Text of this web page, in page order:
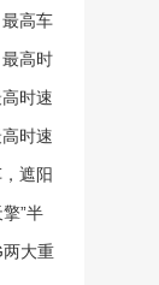
高车
高时
时速
时速
遮阳
”半
开启
大重